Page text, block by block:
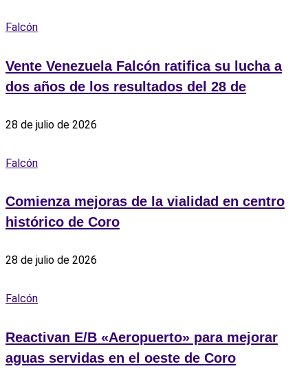
Falcón
Vente Venezuela Falcón ratifica su lucha a
dos años de los resultados del 28 de
28 de julio de 2026
Falcón
Comienza mejoras de la vialidad en centro
histórico de Coro
28 de julio de 2026
Falcón
Reactivan E/B «Aeropuerto» para mejorar
aguas servidas en el oeste de Coro